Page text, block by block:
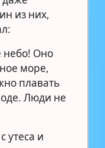
из них,
небо! Оно
море,
плавать
Люди не
утеса и